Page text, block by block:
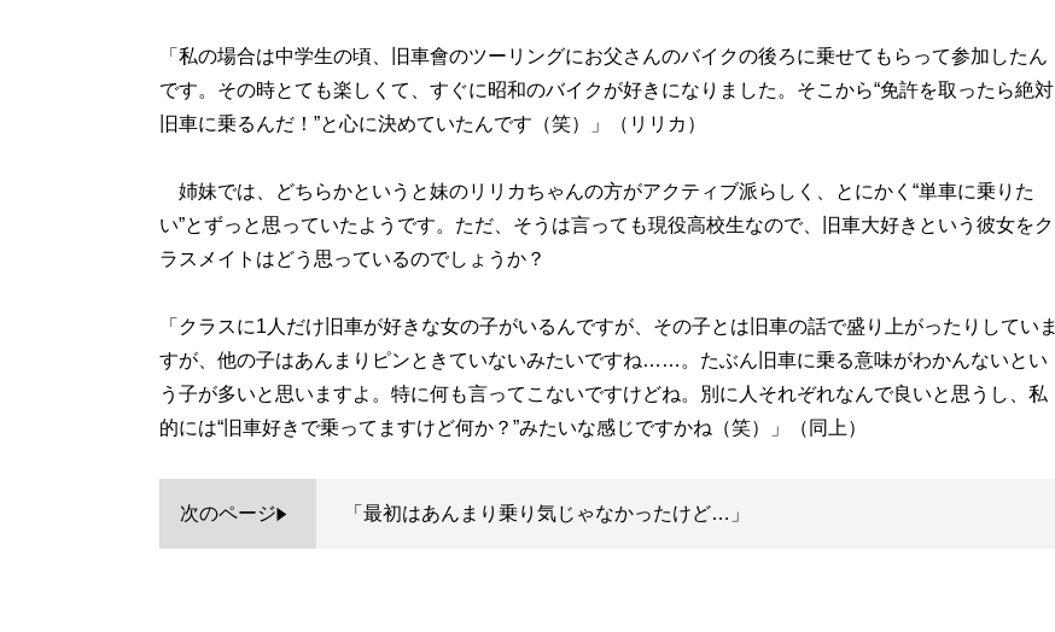
「私の場合は中学生の頃、旧車會のツーリングにお父さんのバイクの後ろに乗せてもらって参加したん
です。その時とても楽しくて、すぐに昭和のバイクが好きになりました。そこから“免許を取ったら絶対
旧車に乗るんだ！”と心に決めていたんです（笑）」（リリカ）
姉妹では、どちらかというと妹のリリカちゃんの方がアクティブ派らしく、とにかく“単車に乗りた
い”とずっと思っていたようです。ただ、そうは言っても現役高校生なので、旧車大好きという彼女をク
ラスメイトはどう思っているのでしょうか？
「クラスに1人だけ旧車が好きな女の子がいるんですが、その子とは旧車の話で盛り上がったりしていま
すが、他の子はあんまりピンときていないみたいですね……。たぶん旧車に乗る意味がわかんないとい
う子が多いと思いますよ。特に何も言ってこないですけどね。別に人それぞれなんで良いと思うし、私
的には“旧車好きで乗ってますけど何か？”みたいな感じですかね（笑）」（同上）
次のページ 「最初はあんまり乗り気じゃなかったけど…」